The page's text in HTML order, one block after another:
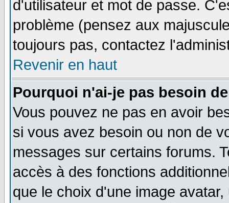
d'utilisateur et mot de passe.
problème (pensez aux
toujours pas, contactez
Revenir en haut
Pourquoi n'ai-je pas besoin
Vous pouvez ne pas en avoir
si vous avez besoin ou non de
messages sur certains forums.
accès à des fonctions
que le choix d'une image